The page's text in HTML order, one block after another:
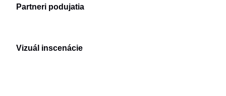
Partneri podujatia
Vizuál inscenácie